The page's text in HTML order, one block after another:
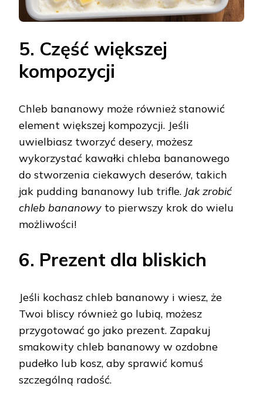
5. Część większej
kompozycji
Chleb bananowy może również stanowić
element większej kompozycji. Jeśli
uwielbiasz tworzyć desery, możesz
wykorzystać kawałki chleba bananowego
do stworzenia ciekawych deserów, takich
jak pudding bananowy lub trifle. Jak zrobić
chleb bananowy to pierwszy krok do wielu
możliwości!
6. Prezent dla bliskich
Jeśli kochasz chleb bananowy i wiesz, że
Twoi bliscy również go lubią, możesz
przygotować go jako prezent. Zapakuj
smakowity chleb bananowy w ozdobne
pudełko lub kosz, aby sprawić komuś
szczególną radość.